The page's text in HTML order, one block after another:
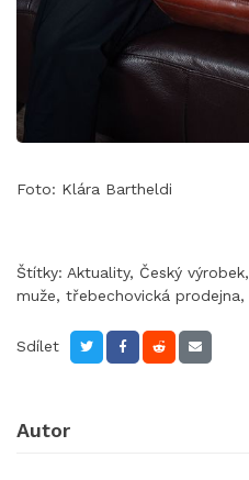
Foto: Klára Bartheldi
Štítky: Aktuality, Český výrobek,
muže, třebechovická prodejna,
Sdílet
Autor